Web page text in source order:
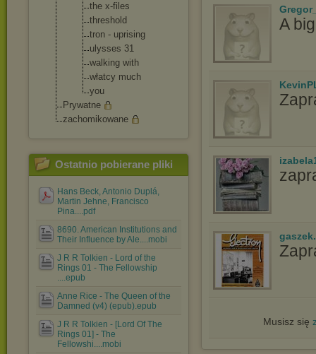
the x-files
threshold
tron - uprising
ulysses 31
walking with
włatcy much
you
Prywatne
zachomikowane
Ostatnio pobierane pliki
Hans Beck, Antonio Duplá,
Martin Jehne, Francisco
Pina....pdf
8690. American Institutions and
Their Influence by Ale....mobi
J R R Tolkien - Lord of the
Rings 01 - The Fellowship
....epub
Anne Rice - The Queen of the
Damned (v4) (epub).epub
J R R Tolkien - [Lord Of The
Rings 01] - The
Fellowshi....mobi
A
Musisz się